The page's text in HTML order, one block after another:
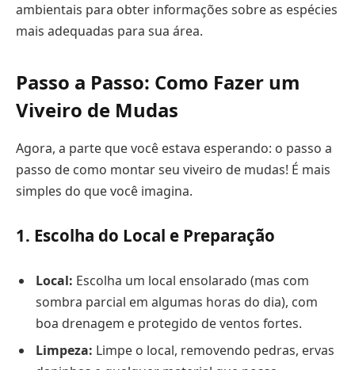
ambientais para obter informações sobre as espécies
mais adequadas para sua área.
Passo a Passo: Como Fazer um
Viveiro de Mudas
Agora, a parte que você estava esperando: o passo a
passo de como montar seu viveiro de mudas! É mais
simples do que você imagina.
1. Escolha do Local e Preparação
Local: Escolha um local ensolarado (mas com
sombra parcial em algumas horas do dia), com
boa drenagem e protegido de ventos fortes.
Limpeza: Limpe o local, removendo pedras, ervas